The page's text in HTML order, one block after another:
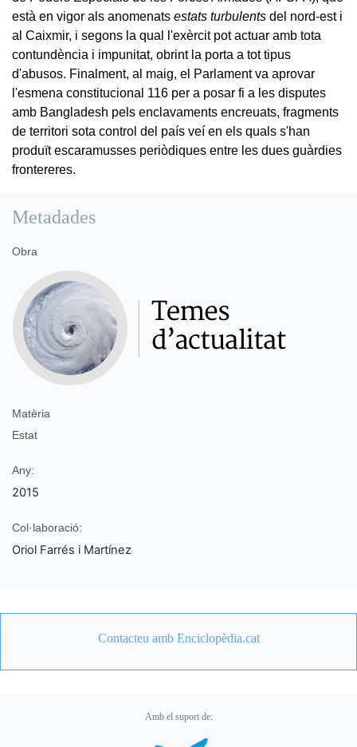
està en vigor als anomenats estats turbulents del nord-est i
al Caixmir, i segons la qual l'exèrcit pot actuar amb tota
contundència i impunitat, obrint la porta a tot tipus
d'abusos. Finalment, al maig, el Parlament va aprovar
l'esmena constitucional 116 per a posar fi a les disputes
amb Bangladesh pels enclavaments encreuats, fragments
de territori sota control del país veí en els quals s'han
produït escaramusses periòdiques entre les dues guàrdies
frontereres.
Metadades
Obra
Matèria
Estat
Any:
2015
Col·laboració:
Oriol Farrés i Martínez
Contacteu amb Enciclopèdia.cat
Amb el suport de: